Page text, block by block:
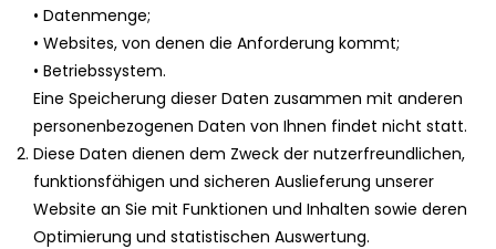
• Datenmenge;
• Websites, von denen die Anforderung kommt;
• Betriebssystem.
Eine Speicherung dieser Daten zusammen mit anderen
personenbezogenen Daten von Ihnen findet nicht statt.
Diese Daten dienen dem Zweck der nutzerfreundlichen,
funktionsfähigen und sicheren Auslieferung unserer
Website an Sie mit Funktionen und Inhalten sowie deren
Optimierung und statistischen Auswertung.